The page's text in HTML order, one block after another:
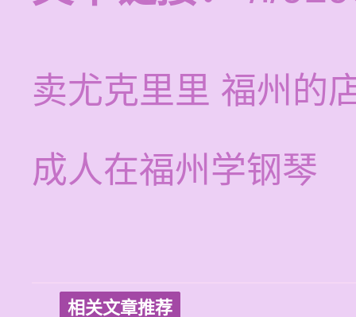
卖尤克里里 福州的
成人在福州学钢琴
相关文章推荐